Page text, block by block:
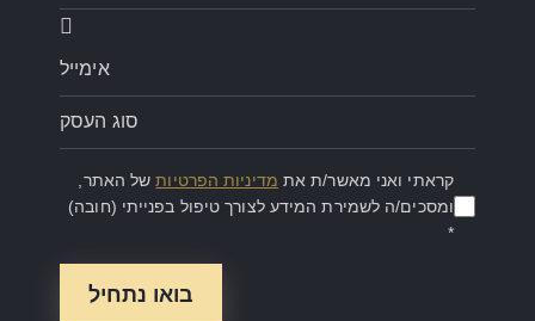
קראתי ואני מאשר/ת את מדיניות הפרטיותשל האתר,
ומסכים/ה לשמירת המידע לצורך טיפול בפנייתי (חובה)
*